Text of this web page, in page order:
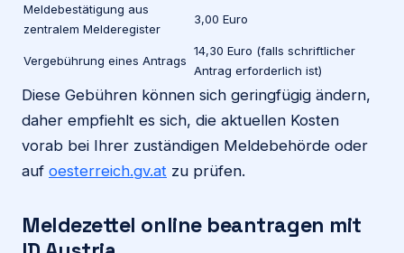
Meldebestätigung aus
zentralem Melderegister
3,00 Euro
Vergebührung eines Antrags
14,30 Euro (falls schriftlicher
Antrag erforderlich ist)
Diese Gebühren können sich geringfügig ändern,
daher empfiehlt es sich, die aktuellen Kosten
vorab bei Ihrer zuständigen Meldebehörde oder
auf oesterreich.gv.at zu prüfen.
Meldezettel online beantragen mit